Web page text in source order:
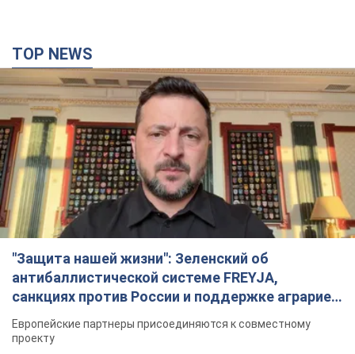
TOP NEWS
"Защита нашей жизни": Зеленский об
антибаллистической системе FREYJA,
санкциях против России и поддержке аграриев.
Видео
Европейские партнеры присоединяются к совместному
проекту